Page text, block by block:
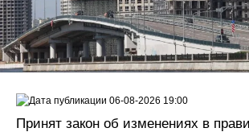
Принят закон об изменениях в
06-08-2026 19:00